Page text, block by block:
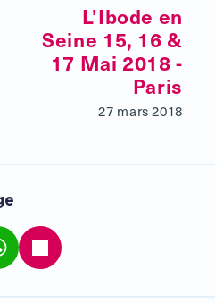
L'Ibode en
Seine 15, 16 &
17 Mai 2018 -
Paris
27 mars 2018
Partager